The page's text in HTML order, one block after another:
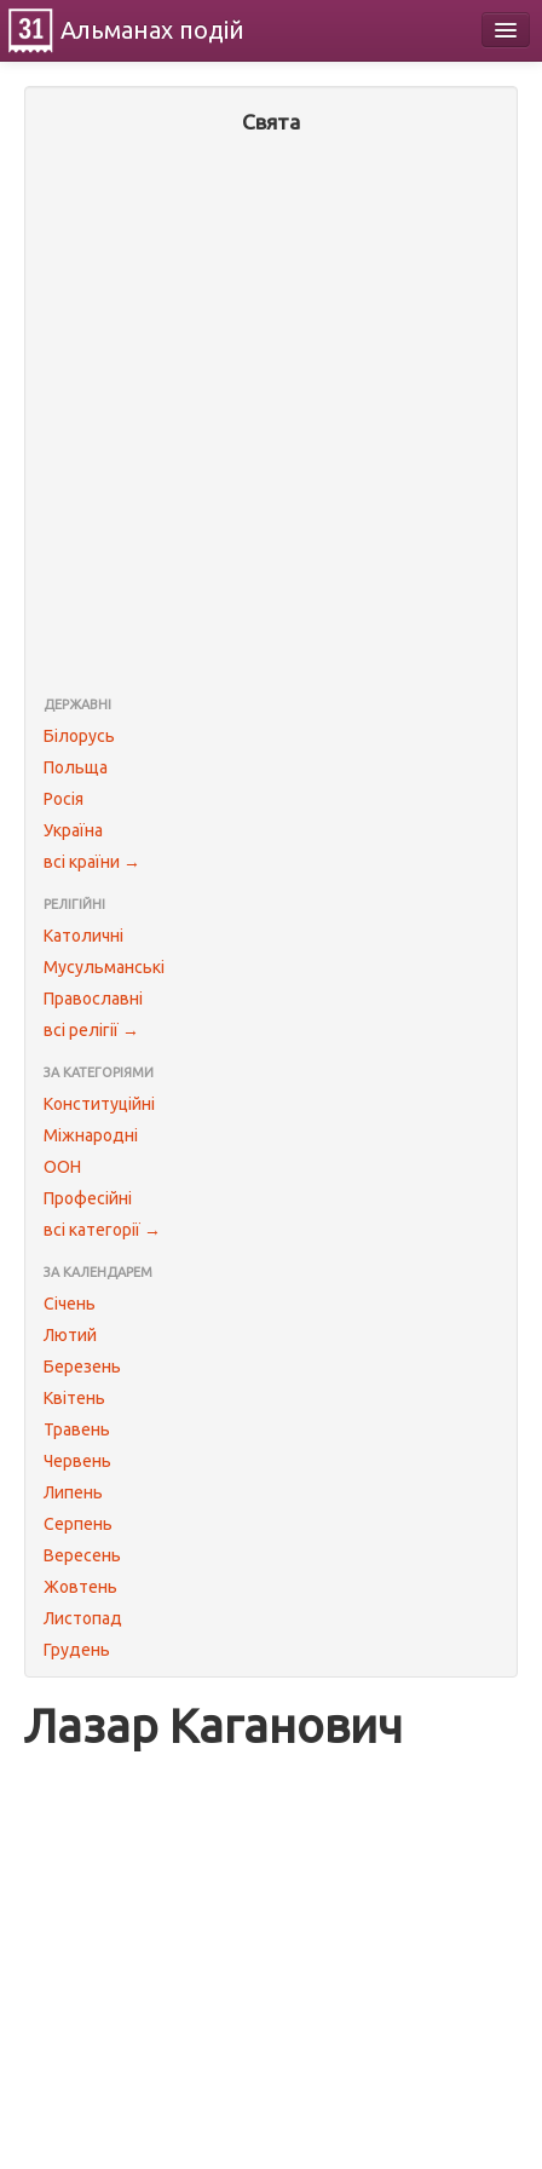
Альманах подій
Свята
ДЕРЖАВНІ
Білорусь
Польща
Росія
Україна
всі країни →
РЕЛІГІЙНІ
Католичні
Мусульманські
Православні
всі релігії →
ЗА КАТЕГОРІЯМИ
Конституційні
Міжнародні
ООН
Професійні
всі категорії →
ЗА КАЛЕНДАРЕМ
Січень
Лютий
Березень
Квітень
Травень
Червень
Липень
Серпень
Вересень
Жовтень
Листопад
Грудень
Лазар Каганович